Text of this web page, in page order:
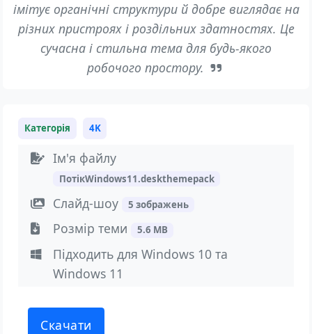
імітує органічні структури й добре виглядає на
різних пристроях і роздільних здатностях. Це
сучасна і стильна тема для будь-якого
робочого простору.
Категорія 4K
Ім'я файлу
ПотікWindows11.deskthemepack
Слайд-шоу 5 зображень
Розмір теми 5.6 MB
Підходить для Windows 10 та
Windows 11
Скачати